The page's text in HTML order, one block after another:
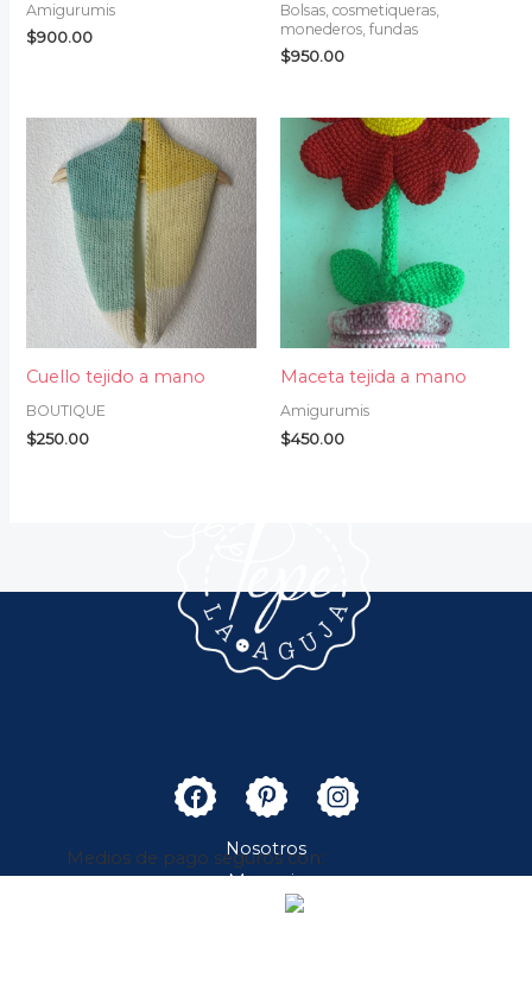
Amigurumis
$900.00
Bolsas, cosmetiqueras,
monederos, fundas
$950.00
Cuello tejido a mano
BOUTIQUE
$250.00
Maceta tejida a mano
Amigurumis
$450.00
Nosotros
Merceria
Boutique
Medios de pago seguros con: